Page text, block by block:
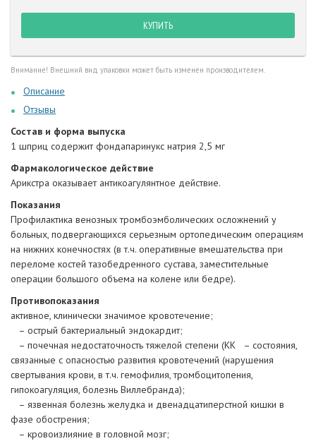
КУПИТЬ
Внимание! Внешний вид упаковки может быть изменен производителем.
Описание
Отзывы
Состав и форма выпуска
1 шприц содержит фондапаринукс натрия 2,5 мг
Фармакологическое действие
Арикстра оказывает антикоагулянтное действие.
Показания
Профилактика венозных тромбоэмболических осложнений у
больных, подвергающихся серьезным ортопедическим операциям
на нижних конечностях (в т.ч. оперативные вмешательства при
переломе костей тазобедренного сустава, заместительные
операции большого объема на колене или бедре).
Противопоказания
активное, клинически значимое кровотечение;
– острый бактериальный эндокардит;
– почечная недостаточность тяжелой степени (КК – состояния,
связанные с опасностью развития кровотечений (нарушения
свертывания крови, в т.ч. гемофилия, тромбоцитопения,
гипокоагуляция, болезнь Виллебранда);
– язвенная болезнь желудка и двенадцатиперстной кишки в
фазе обострения;
– кровоизлияние в головной мозг;